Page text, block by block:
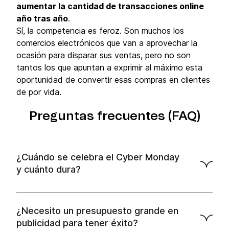
aumentar la cantidad de transacciones online
año tras año.
Sí, la competencia es feroz. Son muchos los
comercios electrónicos que van a aprovechar la
ocasión para disparar sus ventas, pero no son
tantos los que apuntan a exprimir al máximo esta
oportunidad de convertir esas compras en clientes
de por vida.
Preguntas frecuentes (FAQ)
¿Cuándo se celebra el Cyber Monday
y cuánto dura?
¿Necesito un presupuesto grande en
publicidad para tener éxito?